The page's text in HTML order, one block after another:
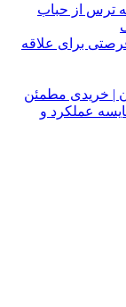
ترس از حباب
برای علاقه
| خریدی مطمئن
عملکرد و